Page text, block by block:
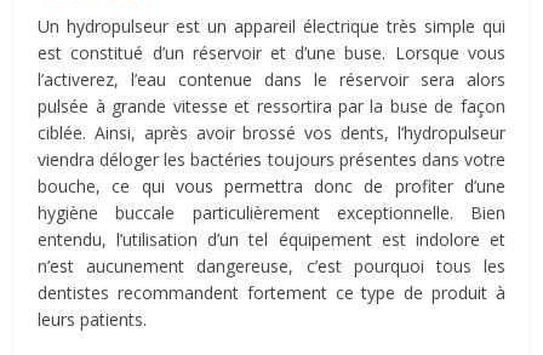
Un hydropulseur est un appareil électrique très simple qui
est constitué d’un réservoir et d’une buse. Lorsque vous
l’activerez, l’eau contenue dans le réservoir sera alors
pulsée à grande vitesse et ressortira par la buse de façon
ciblée. Ainsi, après avoir brossé vos dents, l’hydropulseur
viendra déloger les bactéries toujours présentes dans votre
bouche, ce qui vous permettra donc de profiter d’une
hygiène buccale particulièrement exceptionnelle. Bien
entendu, l’utilisation d’un tel équipement est indolore et
n’est aucunement dangereuse, c’est pourquoi tous les
dentistes recommandent fortement ce type de produit à
leurs patients.